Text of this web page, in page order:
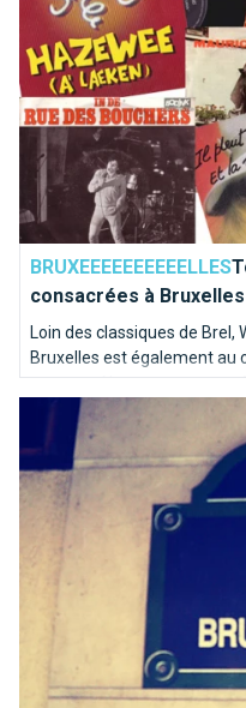
BRUXEEEEEEEEEELLES
consacrées à Bruxelles
Loin des classiques de
Bruxelles est également au
connues. Nous avons
capitale de l'Europe pour
Paris, c’est Bruxelles : la